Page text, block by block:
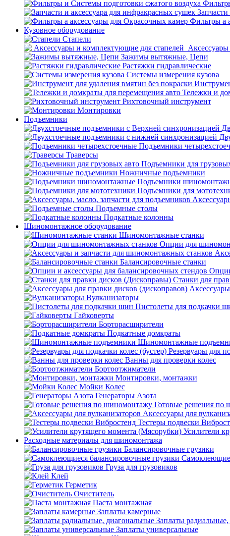
Фильтры а
Кузовное оборудование
Стапели
Зажимы вытяжные, Цепи
Растяжки гидравлические
Системы измерения кузова
Тележки и
Рихтовочный инструмент
Монтировки
Подъемники
Подъемники
Траверсы
Подъемники для
Ножничные подъемники
Подъемники
Подъемники для
Подъемные столы
Подкатные колонны
Шиномонтажное оборудование
Шиномонтажные станки
Опции для
Балансировочные станки
Станки для
Вулканизаторы
Пистолеты для подкачки
Гайковерты
Борторасширители
Подкатные домкраты
Шиномонтажные
Резервуары для
Ванны для проверки колес
Бортоотжиматели
Монтировки, монтажки
Мойки Колес
Генераторы Азота
Готовые решения по
Аксессуары для
Тестеры подвески
Усилители
Расходные материалы для шиномонтажа
Балансировочные грузики
Груза для грузовиков
Клей
Герметик
Очиститель
Паста монтажная
Заплаты камерные
Заплаты
Заплаты универсальные